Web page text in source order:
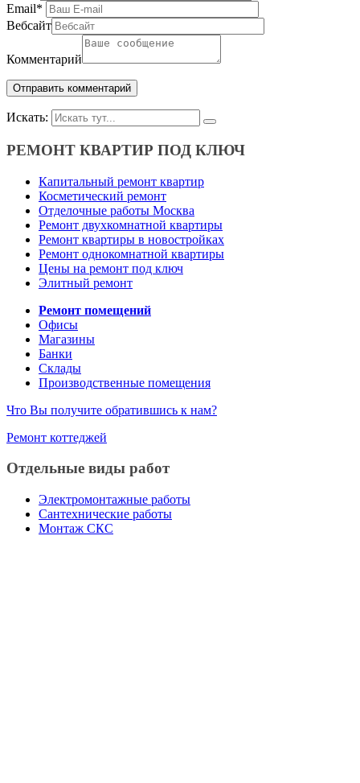
Email*
Вебсайт
Комментарий
Искать:
РЕМОНТ КВАРТИР ПОД КЛЮЧ
Капитальный ремонт квартир
Косметический ремонт
Отделочные работы Москва
Ремонт двухкомнатной квартиры
Ремонт квартиры в новостройках
Ремонт однокомнатной квартиры
Цены на ремонт под ключ
Элитный ремонт
Ремонт помещений
Офисы
Магазины
Банки
Склады
Производственные помещения
Что Вы получите обратившись к нам?
Ремонт коттеджей
Отдельные виды работ
Электромонтажные работы
Сантехнические работы
Монтаж СКС